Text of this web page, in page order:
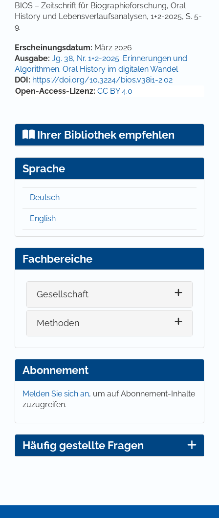
BIOS – Zeitschrift für Biographieforschung, Oral
History und Lebensverlaufsanalysen, 1+2-2025, S. 5-
9.
Artikel-Details
Erscheinungsdatum: März 2026
Ausgabe: Jg. 38, Nr. 1+2-2025: Erinnerungen und
Algorithmen. Oral History im digitalen Wandel
DOI: https://doi.org/10.3224/bios.v38i1-2.02
Open-Access-Lizenz: CC BY 4.0
Ihrer Bibliothek empfehlen
Sprache
Deutsch
English
Fachbereiche
Gesellschaft
Methoden
Abonnement
Melden Sie sich an, um auf Abonnement-Inhalte
zuzugreifen.
Häufig gestellte Fragen